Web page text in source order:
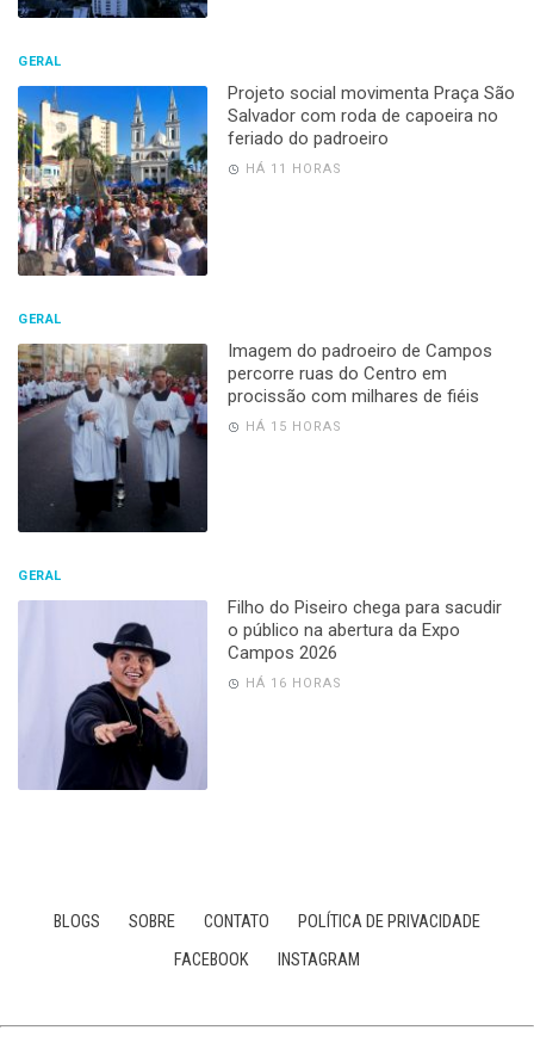
GERAL
Projeto social movimenta Praça São
Salvador com roda de capoeira no
feriado do padroeiro
HÁ 11 HORAS
GERAL
Imagem do padroeiro de Campos
percorre ruas do Centro em
procissão com milhares de fiéis
HÁ 15 HORAS
GERAL
Filho do Piseiro chega para sacudir
o público na abertura da Expo
Campos 2026
HÁ 16 HORAS
BLOGS SOBRE CONTATO
POLÍTICA DE PRIVACIDADE
FACEBOOK
INSTAGRAM